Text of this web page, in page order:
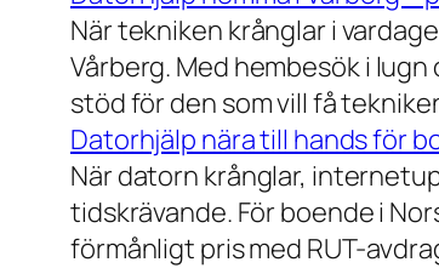
När tekniken krånglar i
Vårberg. Med hembesök i
stöd för den som vill få
Datorhjälp nära till hands för
När datorn krånglar,
tidskrävande. För boende i
förmånligt pris med RUT-